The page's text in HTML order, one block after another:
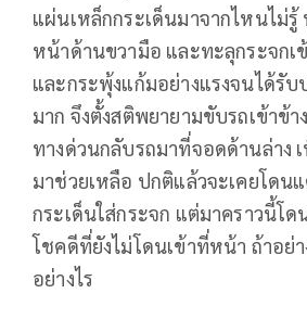
แผ่นเหล็กกระเด็นมาจากไหนไม่รู้
หน้าด้านขวามือ และทะลุกระจกเ
และกระพุ้งแก้มอย่างแรงจนได้รับ
มาก จึงตั้งสติพยายามขับรถเข้าข้า
ทางด่วนกลับรถมาที่จอดด้านล่าง
มาช่วยเหลือ ปกติแล้วจะเคยโดน
กระเด็นใส่กระจก แต่มาคราวนี้โด
โชคดีที่ยังไม่โดนเข้าที่หน้า ถ้าอย่
อย่างไร